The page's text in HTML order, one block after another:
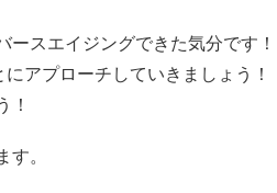
スエイジングできた気分です！
アプローチしていきましょう！
！
。